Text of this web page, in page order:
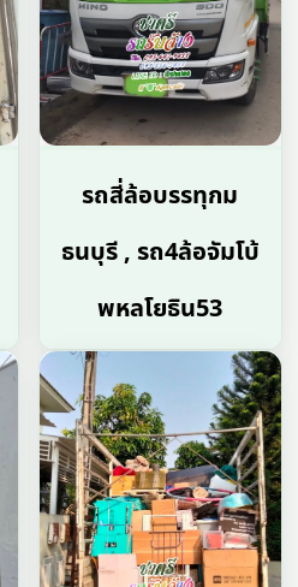
รถสี่ล้อบรรทุกม
ธนบุรี , รถ4ล้อจัมโบ้
พหลโยธิน53